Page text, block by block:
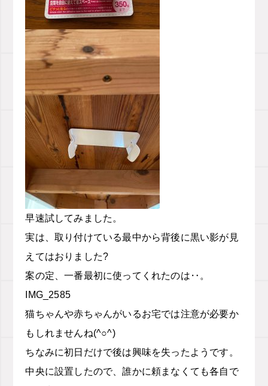
早速試してみました。
実は、取り付けている最中から背後に黒い影が見
えてはおりました?
案の定、一番最初に使ってくれたのは‥。
IMG_2585
猫ちゃんや赤ちゃんがいるお宅では注意が必要か
もしれませんね(^○^)
ちなみに初日だけで後は興味を失ったようです。
中央に設置したので、誰かに頼まなくても各自で